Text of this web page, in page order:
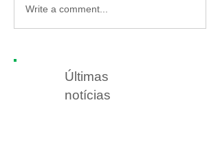
Write a comment...
Últimas
notícias